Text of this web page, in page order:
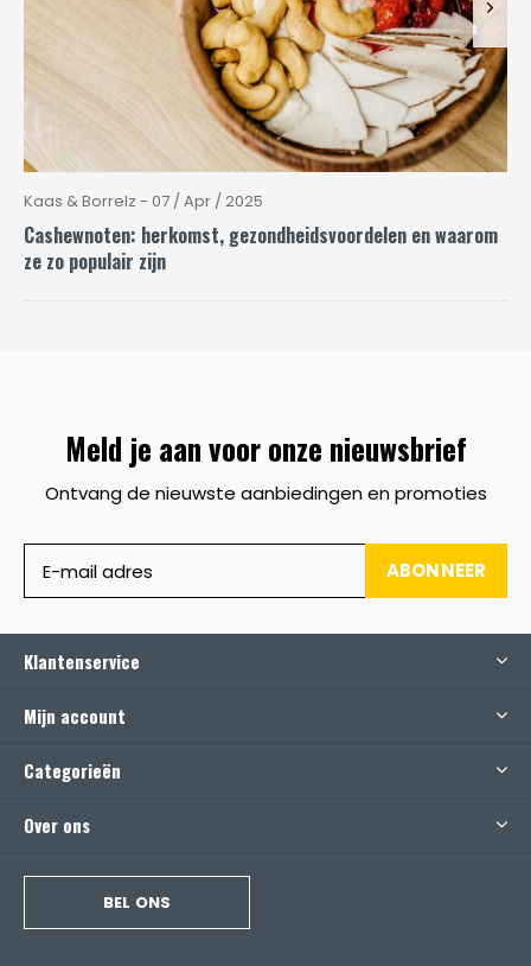
Kaas & Borrelz - 07 / Apr / 2025
Cashewnoten: herkomst, gezondheidsvoordelen en waarom
ze zo populair zijn
Meld je aan voor onze nieuwsbrief
Ontvang de nieuwste aanbiedingen en promoties
ABONNEER
Klantenservice
Mijn account
Categorieën
Over ons
BEL ONS